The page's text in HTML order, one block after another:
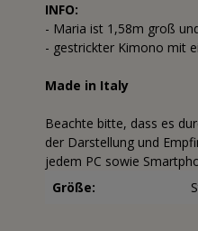
INFO:
- Maria ist 1,58m groß
- gestrickter Kimono mit
Made in Italy
Beachte bitte, dass es
der Darstellung und
jedem PC sowie
Größe: